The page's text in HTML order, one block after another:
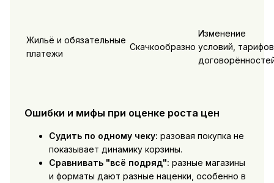
Жильё и обязательные
платежи
Скачкообразно
Изменение
условий,
Ошибки и мифы при оценке роста цен
Судить по одному чеку: разовая покупка не
показывает динамику корзины.
Сравнивать "всё подряд": разные магазины
и форматы дают разные наценки, особенно в